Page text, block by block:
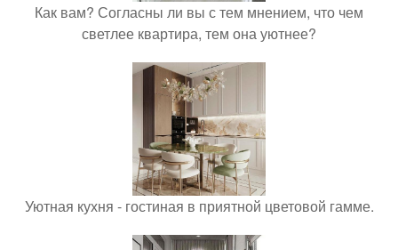
Как вам? Согласны ли вы с тем мнением, что чем
светлее квартира, тем она уютнее?
Уютная кухня - гостиная в приятной цветовой гамме.